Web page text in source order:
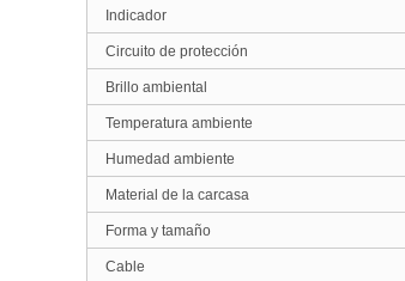
Indicador
Circuito de protección
Brillo ambiental
Temperatura ambiente
Humedad ambiente
Material de la carcasa
Forma y tamaño
Cable